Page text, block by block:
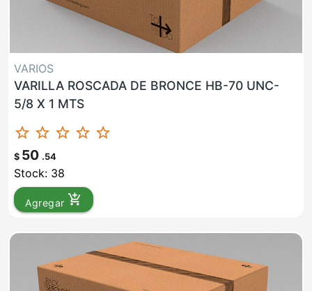
VARIOS
VARILLA ROSCADA DE BRONCE HB-70 UNC-
5/8 X 1 MTS
star_border star_border star_border star_border star_border
$ 50 .54
Stock: 38
Agregar add_shopping_cart